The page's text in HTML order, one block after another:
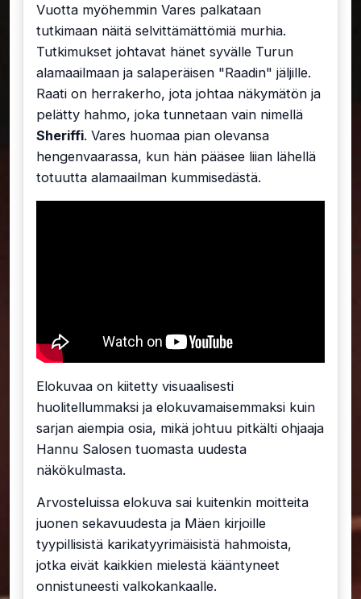
Vuotta myöhemmin Vares palkataan
tutkimaan näitä selvittämättömiä murhia.
Tutkimukset johtavat hänet syvälle Turun
alamaailmaan ja salaperäisen "Raadin" jäljille.
Raati on herrakerho, jota johtaa näkymätön ja
pelätty hahmo, joka tunnetaan vain nimellä
Sheriffi. Vares huomaa pian olevansa
hengenvaarassa, kun hän pääsee liian lähellä
totuutta alamaailman kummisedästä.
Elokuvaa on kiitetty visuaalisesti
huolitellummaksi ja elokuvamaisemmaksi kuin
sarjan aiempia osia, mikä johtuu pitkälti ohjaaja
Hannu Salosen tuomasta uudesta
näkökulmasta.
Arvosteluissa elokuva sai kuitenkin moitteita
juonen sekavuudesta ja Mäen kirjoille
tyypillisistä karikatyyrimäisistä hahmoista,
jotka eivät kaikkien mielestä kääntyneet
onnistuneesti valkokankaalle.